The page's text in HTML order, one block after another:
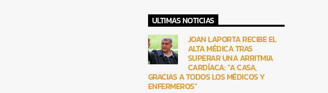
ULTIMAS NOTICIAS
JOAN LAPORTA RECIBE EL
ALTA MÉDICA TRAS
SUPERAR UNA ARRITMIA
CARDÍACA: “A CASA,
GRACIAS A TODOS LOS MÉDICOS Y
ENFERMEROS”